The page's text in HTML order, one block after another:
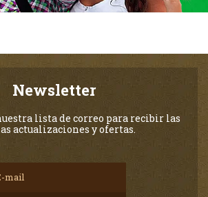
Newsletter
lista de correo para recibir las
actualizaciones y ofertas.